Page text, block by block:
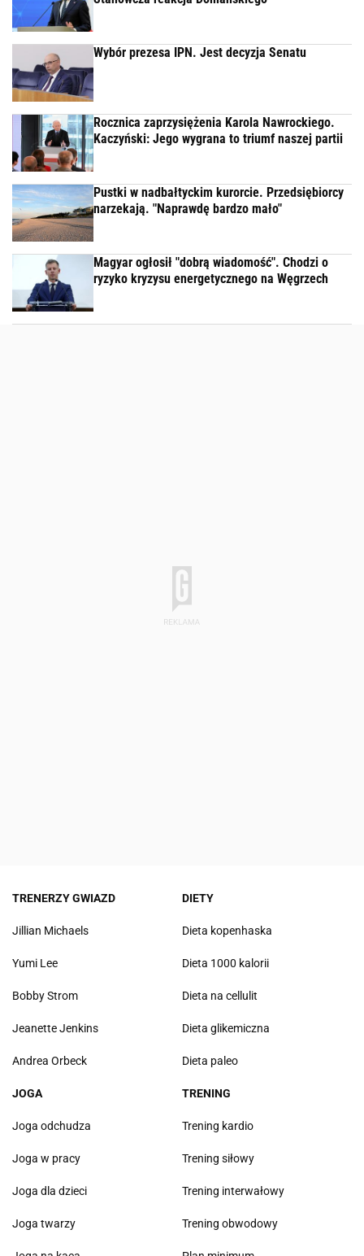
Wybór prezesa IPN. Jest decyzja Senatu
Rocznica zaprzysiężenia Karola Nawrockiego.
Kaczyński: Jego wygrana to triumf naszej partii
Pustki w nadbałtyckim kurorcie. Przedsiębiorcy
narzekają. "Naprawdę bardzo mało"
Magyar ogłosił "dobrą wiadomość". Chodzi o
ryzyko kryzysu energetycznego na Węgrzech
TRENERZY GWIAZD
Jillian Michaels
Yumi Lee
Bobby Strom
Jeanette Jenkins
Andrea Orbeck
DIETY
Dieta kopenhaska
Dieta 1000 kalorii
Dieta na cellulit
Dieta glikemiczna
Dieta paleo
JOGA
Joga odchudza
Joga w pracy
Joga dla dzieci
Joga twarzy
TRENING
Trening kardio
Trening siłowy
Trening interwałowy
Trening obwodowy